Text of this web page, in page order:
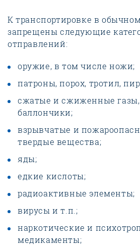
К транспортировке в
запрещены следующие
отправлений:
оружие, в том числе ножи;
патроны, порох, тротил,
сжатые и сжиженные газы,
баллончики;
взрывчатые и
твердые вещества;
яды;
едкие кислоты;
радиоактивные элементы;
вирусы и т.п.;
наркотические и
медикаменты;